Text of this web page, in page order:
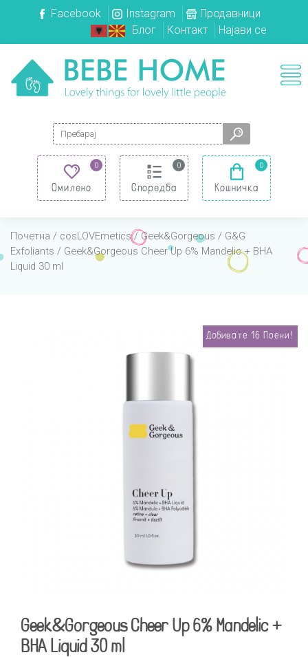
Facebook Instagram
Продавници
Блог
Контакт Најави се
Search for:
0
Омилено
0
Споредба
0
Кошничка
Почетна / cosLOVEmetics/ Geek&Gorgeous / G&G
Exfoliants / Geek&Gorgeous Cheer Up 6% Mandelic + BHA
Liquid 30 ml
Добивате 16 Поени!
Geek&Gorgeous Cheer Up 6% Mandelic +
BHA Liquid 30 ml